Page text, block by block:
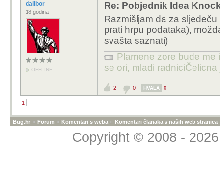
dalibor
18 godina
OFFLINE
Re: Pobjednik Idea
Razmišljam da za
prati hrpu podataka),
svašta saznati)
Plamene zore bude me
se ori, mladi
2 0 HVALA 0
1
Bug.hr » Forum » Komentari s weba » Komentari članaka s naših web stranica
Copyright © 2008 -